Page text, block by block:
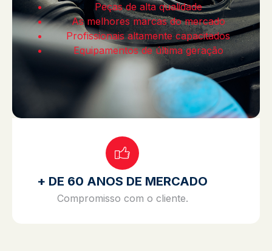
Peças de alta qualidade
As melhores marcas do mercado
Profissionais altamente capacitados
Equipamentos de última geração
+ DE 60 ANOS DE MERCADO
Compromisso com o cliente.